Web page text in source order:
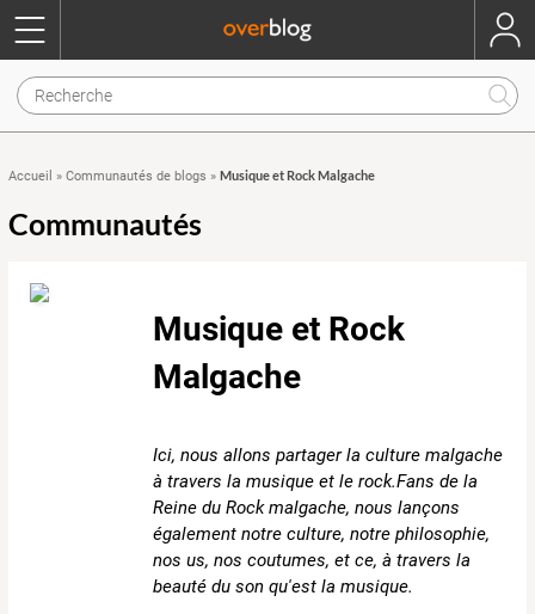
Accueil » Communautés de blogs » Musique et Rock Malgache
Communautés
Musique et Rock
Malgache
Ici, nous allons partager la culture malgache
à travers la musique et le rock.Fans de la
Reine du Rock malgache, nous lançons
également notre culture, notre philosophie,
nos us, nos coutumes, et ce, à travers la
beauté du son qu'est la musique.